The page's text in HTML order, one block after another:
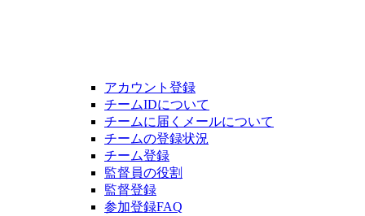
アカウント登録
チームIDについて
チームに届くメールについて
チームの登録状況
チーム登録
監督員の役割
監督登録
参加登録FAQ